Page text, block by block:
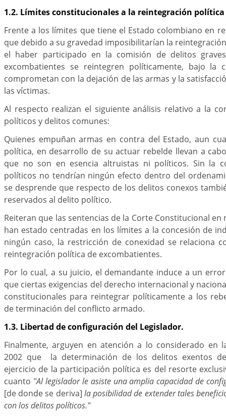
1.2. Límites constitucionales a la reintegración
Frente a los límites que tiene el Estado colombiano en
que debido a su gravedad imposibilitarían la
el haber participado en la comisión de delitos
excombatientes se reintegren políticamente, bajo la
comprometan con la dejación de las armas y la
las víctimas.
Al respecto realizan el siguiente análisis relativo a la
políticos y delitos comunes:
Quienes empuñan armas en contra del Estado, aun
política, en desarrollo de su actuar rebelde llevan a
que no son en esencia altruistas ni políticos. Sin la
políticos no tendrían ningún efecto dentro del
se desprende que respecto de los delitos conexos
reservados al delito político.
Reiteran que las sentencias de la Corte Constitucional
han estado centradas en los límites a la concesión de
ningún caso, la restricción de conexidad se relaciona
reintegración política de excombatientes.
Por lo cual, a su juicio, el demandante induce a un
que ciertas exigencias del derecho internacional y
constitucionales para reintegrar políticamente a los
de terminación del conflicto armado.
1.3. Libertad de configuración del Legislador.
Finalmente, arguyen en atención a lo considerado en
2002 que la determinación de los delitos exentos
ejercicio de la participación política es del resorte
cuanto "Al legislador le asiste una amplia capacidad de
[de donde se deriva] la posibilidad de extender tales
con los delitos políticos."